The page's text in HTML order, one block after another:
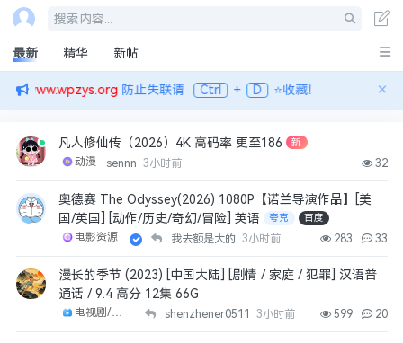
搜索内容...
最新 精华 新帖
：www.wpzys.org防止失联请 Ctrl + D ⭐收藏！ ×
凡人修仙传（2026）4K 高码率 更至186 新
动漫 sennn 3小时前 32
奥德赛 The Odyssey(2026) 1080P【诺兰导演作品】[美
国/英国] [动作/历史/奇幻/冒险] 英语
夸克 百度
电影资源 我去额是大的 3小时前 283 33
漫长的季节 (2023) [中国大陆] [剧情 / 家庭 / 犯罪] 汉语普
通话 / 9.4 高分 12集 66G
电视剧/剧集 shenzhener0511 3小时前 599 20
4月前 0
飞驰人生
anthonyguo1985
周杰伦
4月前 👍
端木寒